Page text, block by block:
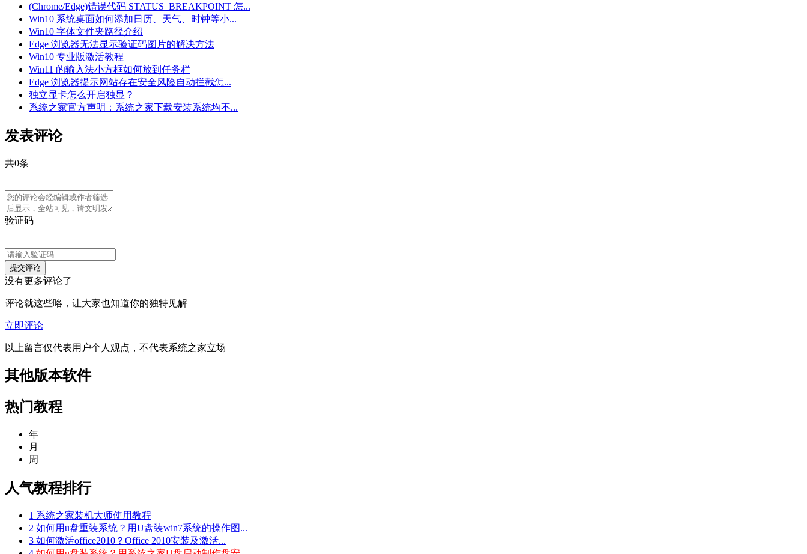
(Chrome/Edge)错误代码 STATUS_BREAKPOINT 怎...
Win10 系统桌面如何添加日历、天气、时钟等小...
Win10 字体文件夹路径介绍
Edge 浏览器无法显示验证码图片的解决方法
Win10 专业版激活教程
Win11 的输入法小方框如何放到任务栏
Edge 浏览器提示网站存在安全风险自动拦截怎...
独立显卡怎么开启独显？
系统之家官方声明：系统之家下载安装系统均不...
发表评论
共0条
验证码
没有更多评论了
评论就这些咯，让大家也知道你的独特见解
立即评论
以上留言仅代表用户个人观点，不代表系统之家立场
其他版本软件
热门教程
年
月
周
人气教程排行
1 系统之家装机大师使用教程
2 如何用u盘重装系统？用U盘装win7系统的操作图...
3 如何激活office2010？Office 2010安装及激活...